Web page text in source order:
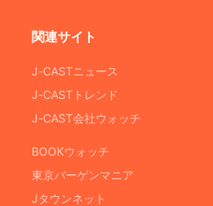
関連サイト
J-CASTニュース
J-CASTトレンド
J-CAST会社ウォッチ
BOOKウォッチ
東京バーゲンマニア
Jタウンネット